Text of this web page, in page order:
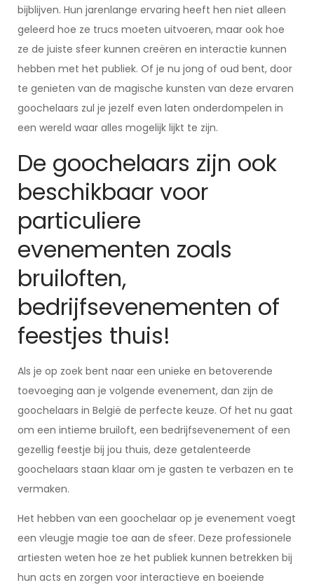
bijblijven. Hun jarenlange ervaring heeft hen niet alleen
geleerd hoe ze trucs moeten uitvoeren, maar ook hoe
ze de juiste sfeer kunnen creëren en interactie kunnen
hebben met het publiek. Of je nu jong of oud bent, door
te genieten van de magische kunsten van deze ervaren
goochelaars zul je jezelf even laten onderdompelen in
een wereld waar alles mogelijk lijkt te zijn.
De goochelaars zijn ook
beschikbaar voor
particuliere
evenementen zoals
bruiloften,
bedrijfsevenementen of
feestjes thuis!
Als je op zoek bent naar een unieke en betoverende
toevoeging aan je volgende evenement, dan zijn de
goochelaars in België de perfecte keuze. Of het nu gaat
om een intieme bruiloft, een bedrijfsevenement of een
gezellig feestje bij jou thuis, deze getalenteerde
goochelaars staan klaar om je gasten te verbazen en te
vermaken.
Het hebben van een goochelaar op je evenement voegt
een vleugje magie toe aan de sfeer. Deze professionele
artiesten weten hoe ze het publiek kunnen betrekken bij
hun acts en zorgen voor interactieve en boeiende